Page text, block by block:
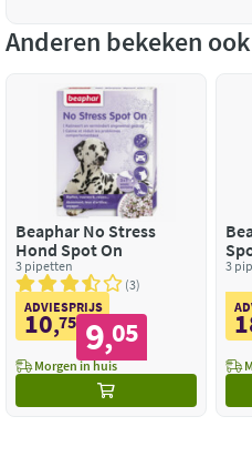
Anderen bekeken ook
Beaphar No Stress
Hond Spot On
3 pipetten
3
ADVIESPRIJS
10,75 9,05
Morgen in huis
3